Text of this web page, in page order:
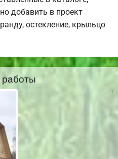
добавить в проект
остекление, крыльцо